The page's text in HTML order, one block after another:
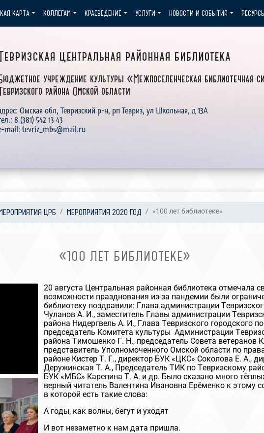
центральная районная библиотека
учреждение культуры «Межпоселенческая библиотечная
района Омской области
Омская обл, Тевризский р-н, рп Тевриз, ул Школьная, д 13А
8 (381) 542 13 43
mail: tevriz_mbs@mail.ru
КАРТА КОЛЛЕГАМ КРАЕВЕДЕНИЕ УСЛУГИ НОВОСТИ И СОБЫТИЯ
ЦРБ МЕРОПРИЯТИЯ 2020 ГОД «100 лет библиотеке»
«100 ЛЕТ БИБЛИОТЕКЕ»
20 августа Центральная районная библиотека отмечала
возможности празднования из-за пандемии были
библиотеку поздравили: Глава администрации
Чуланов А. И., заместитель Главы администрации
района Нидергвель А. И., Глава Тевризского городского
председатель Комитета культуры Администрации
района Тимошенко Г. Н., председатель Совета ветеранов
представитель Уполномоченного Омской области по
районе Кистер Т. Г., директор БУК «ЦКС» Соколова Е. А.,
Деружинская Т. А., Председатель ТИК по Тевризскому
БУК «МБС» Карепина Т. А. и др. Было сказано много
верный читатель Валентина Ивановна Ерёменко к этому
в которой есть такие слова:
А годы, как волны, бегут и уходят
И вот незаметно к нам дата пришла.